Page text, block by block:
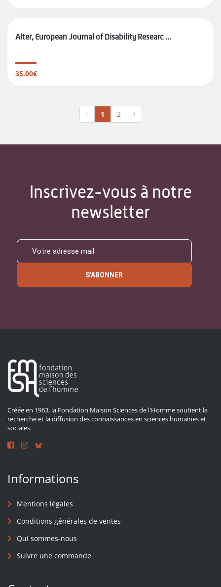
Alter, European Journal of Disability Researc ...
35.00€
1 2
Inscrivez-vous à notre
newsletter
S'ABONNER
Créée en 1963, la Fondation Maison Sciences de l'Homme soutient la
recherche et la diffusion des connaissances en sciences humaines et
sociales.
Informations
Mentions légales
Conditions générales de ventes
Qui sommes-nous
Suivre une commande